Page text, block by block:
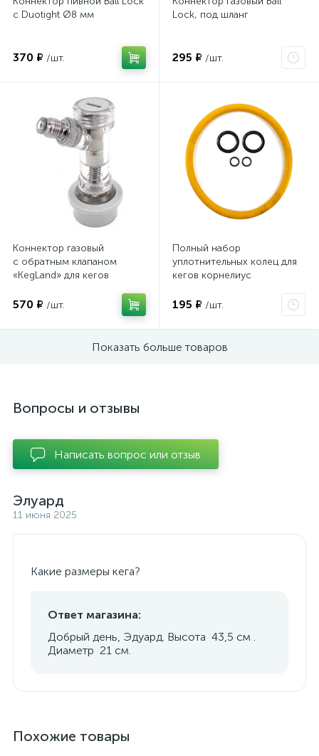
с Duotight Ø8 мм
370 ₽ /шт.
Lock, под шланг
295 ₽ /шт.
Коннектор газовый
с обратным клапаном
«KegLand» для кегов
570 ₽ /шт.
Полный набор
уплотнительных колец для
кегов корнелиус
195 ₽ /шт.
Показать больше товаров
Вопросы и отзывы
Написать вопрос или отзыв
Элуард
11 июня 2025
Какие размеры кега?
Ответ магазина:
Добрый день, Эдуард. Высота 43,5 см .
Диаметр 21 см.
Похожие товары